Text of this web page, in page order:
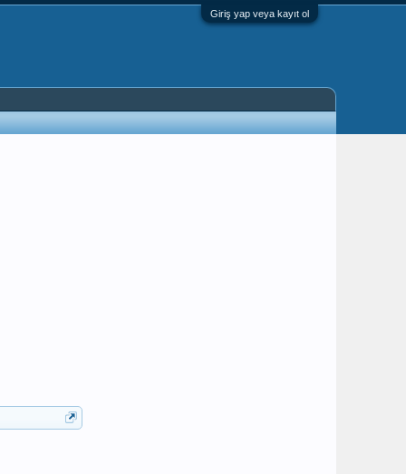
Giriş yap veya kayıt ol